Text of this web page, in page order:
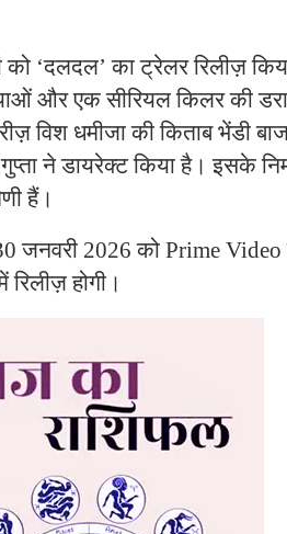
को ‘दलदल’ का ट्रेलर रिलीज़
और एक सीरियल किलर की
विश धमीजा की किताब भेंडी
ने डायरेक्ट किया है। इसके
हैं।
जनवरी 2026 को Prime
रिलीज़ होगी।